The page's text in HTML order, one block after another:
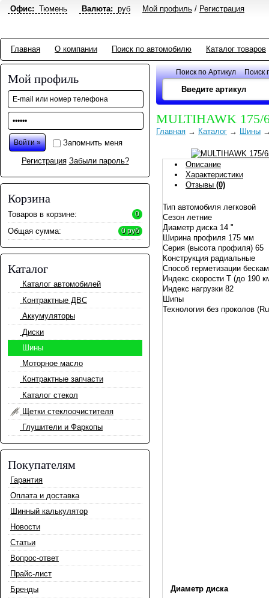
Офис: Тюмень Валюта: руб Мой профиль / Регистрация
Главная О компании Поиск по автомобилю Каталог товаров
Мой профиль
Запомнить меня
Регистрация Забыли пароль?
Корзина
Товаров в корзине: 0
Общая сумма: 0 руб
Каталог
Каталог автомобилей
Контрактные ДВС
Аккумуляторы
Диски
Шины
Моторное масло
Контрактные запчасти
Каталог стекол
Щетки стеклоочистителя
Глушители и Фаркопы
Покупателям
Гарантия
Оплата и доставка
Шинный калькулятор
Новости
Статьи
Вопрос-ответ
Прайс-лист
Бренды
Поиск по Артикул Поиск
MULTIHAWK 175/
Главная → Каталог → Шины
Описание
Характеристики
Отзывы (0)
Тип автомобиля легковой
Сезон летние
Диаметр диска 14 "
Ширина профиля 175 мм
Серия (высота профиля) 65
Конструкция радиальные
Способ герметизации
Индекс скорости T (до 190
Индекс нагрузки 82
Шипы
Технология без проколов
Диаметр диска